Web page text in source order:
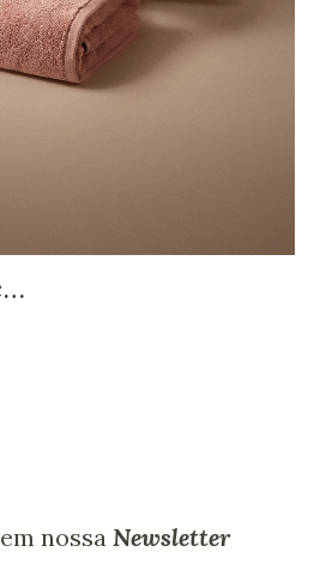
nossa Newsletter